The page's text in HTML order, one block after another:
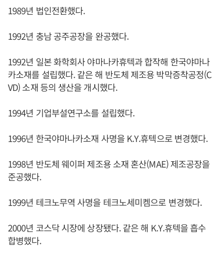
1989년 법인전환했다.
1992년 충남 공주공장을 완공했다.
1992년 일본 화학회사 야마나카휴텍과 합작해 한국야마나
카소재를 설립했다. 같은 해 반도체 제조용 박막증착공정(C
VD) 소재 등의 생산을 개시했다.
1994년 기업부설연구소를 설립했다.
1996년 한국야마나카소재 사명을 K.Y.휴텍으로 변경했다.
1998년 반도체 웨이퍼 제조용 소재 혼산(MAE) 제조공장을
준공했다.
1999년 테크노무역 사명을 테크노세미켐으로 변경했다.
2000년 코스닥 시장에 상장됐다. 같은 해 K.Y.휴텍을 흡수
합병했다.